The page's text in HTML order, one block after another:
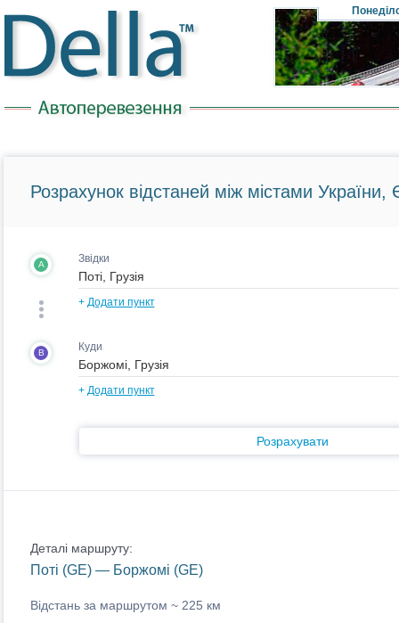
Розрахунок відстаней між містами України,
A Звідки
+ Додати пункт
B Куди
+ Додати пункт
Розрахувати
Деталі маршруту:
Поті (GE) — Боржомі (GE)
Відстань за маршрутом ~ 225 км